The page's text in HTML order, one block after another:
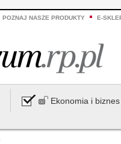
POZNAJ NASZE PRODUKTY E-
Ekonomia i biznes